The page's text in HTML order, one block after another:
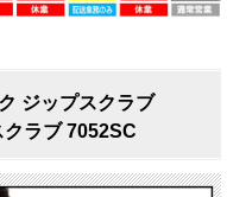
ジップスクラブ
ラブ 7052SC